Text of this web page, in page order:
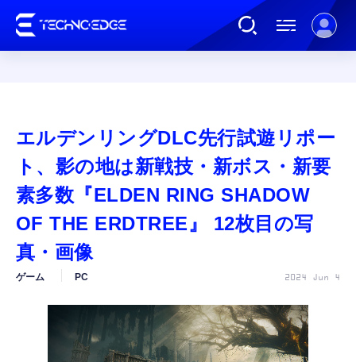
AI
ガジェット
カルチャー
公式ストア
エルデンリングDLC先行試遊リポー
ト、影の地は新戦技・新ボス・新要
素多数『ELDEN RING SHADOW
OF THE ERDTREE』 12枚目の写
真・画像
ゲーム PC 2024 Jun 4